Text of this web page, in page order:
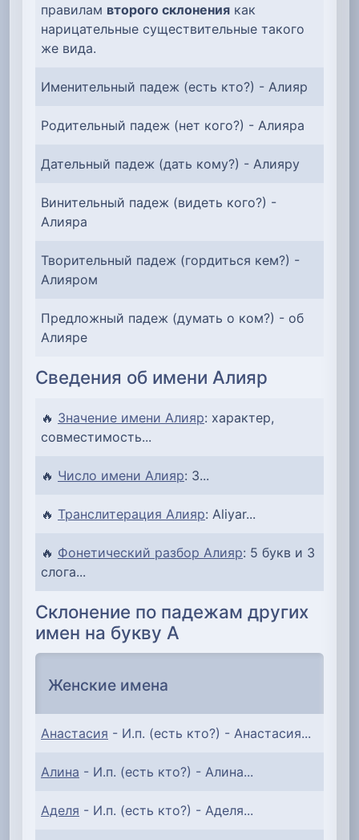
правилам второго склонения как
нарицательные существительные такого
же вида.
Именительный падеж (есть кто?) - Алияр
Родительный падеж (нет кого?) - Алияра
Дательный падеж (дать кому?) - Алияру
Винительный падеж (видеть кого?) -
Алияра
Творительный падеж (гордиться кем?) -
Алияром
Предложный падеж (думать о ком?) - об
Алияре
Сведения об имени Алияр
🔥 Значение имени Алияр: характер,
совместимость...
🔥 Число имени Алияр: 3...
🔥 Транслитерация Алияр: Aliyar...
🔥 Фонетический разбор Алияр: 5 букв и 3
слога...
Склонение по падежам других
имен на букву А
Женские имена
Анастасия - И.п. (есть кто?) - Анастасия...
Алина - И.п. (есть кто?) - Алина...
Аделя - И.п. (есть кто?) - Аделя...